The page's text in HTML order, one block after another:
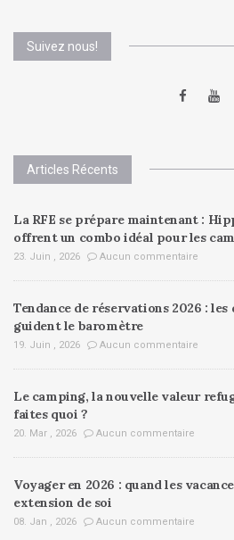
Suivez nous!
Articles Récents
La RFE se prépare maintenant :
offrent un combo idéal pour les
23. Juin , 2026 Aucun commentaire
Tendance de réservations 2026 :
guident le baromètre
19. Juin , 2026 Aucun commentaire
Le camping, la nouvelle valeur
faites quoi ?
20. Mar , 2026 Aucun commentaire
Voyager en 2026 : quand les
extension de soi
08. Jan , 2026 Aucun commentaire